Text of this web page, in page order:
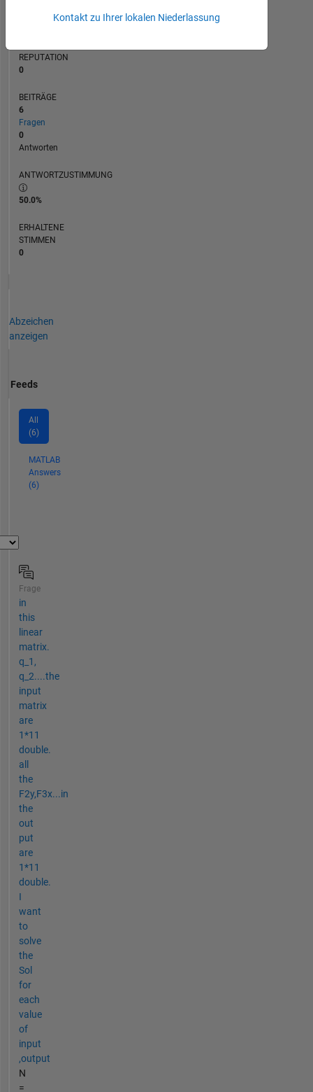
REPUTATION
0
BEITRÄGE
6
Fragen
0
Antworten
ANTWORTZUSTIMMUNG
50.0%
ERHALTENE
STIMMEN
0
Abzeichen
anzeigen
Feeds
All
(6)
MATLAB
Answers
(6)
Frage
in
this
linear
matrix.
q_1,
q_2....the
input
matrix
are
1*11
double.
all
the
F2y,F3x...in
the
out
put
are
1*11
double.
I
want
to
solve
the
Sol
for
each
value
of
input
,output
N
=
Kontakt zu Ihrer lokalen Niederlassung